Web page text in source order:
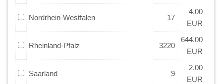
Nordrhein-Westfalen 17
4,00
EUR
Rheinland-Pfalz 3220
644,00
EUR
Saarland 9
2,00
EUR